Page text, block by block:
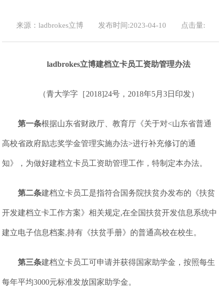
来源：ladbrokes立博 发布时间:2023-04-10 点击量:
ladbrokes立博建档立卡员工资助管理办法
（青大学字［2018]24号，2018年5月3日印发）
第一条根据山东省财政厅、教育厅《关于对<山东省普通
高校省政府励志奖学金管理实施办法>进行补充修订的通
知》，为做好建档立卡员工资助管理工作，特制定本办法。
第二条建档立卡员工是指符合国务院扶贫办发布的《扶贫
开发建档立卡工作方案》相关规定,在全国扶贫开发信息系统中
建立电子信息档案,持有《扶贫手册》的普通高校在校生。
第三条建档立卡员工可申请并获得国家助学金，按照每生
每年平均3000元标准发放国家助学金。